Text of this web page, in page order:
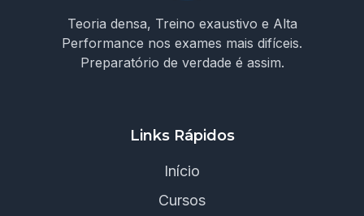
Teoria densa, Treino exaustivo e Alta
Performance nos exames mais difíceis.
Preparatório de verdade é assim.
Links Rápidos
Início
Cursos